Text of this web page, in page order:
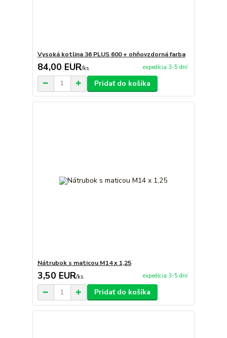
Vysoká kotlina 36 PLUS 600 + ohňovzdorná farba
84,00 EUR/ks expedícia 3-5 dní
Pridať do košíka
Nátrubok s maticou M14 x 1,25
3,50 EUR/ks expedícia 3-5 dní
Pridať do košíka